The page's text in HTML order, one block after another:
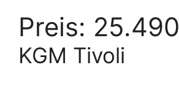
Preis: 25.490
KGM Tivoli